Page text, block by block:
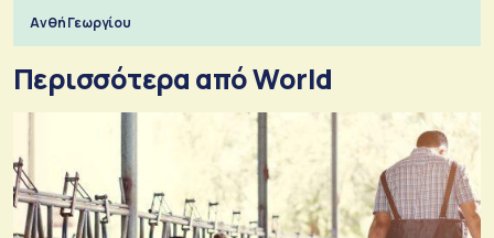
Ανθή Γεωργίου
Περισσότερα από World